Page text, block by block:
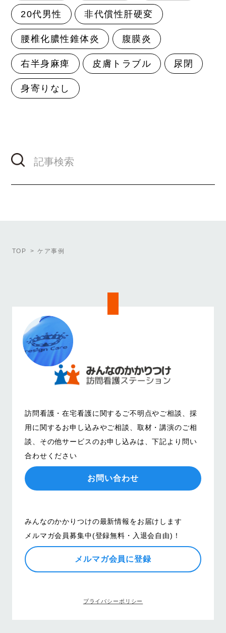
20代男性 非代償性肝硬変
腰椎化膿性錐体炎 腹膜炎
右半身麻痺 皮膚トラブル 尿閉
身寄りなし
TOP ケア事例
訪問看護・在宅看護に関するご不明点やご相談、 採
用に関するお申し込みやご相談、取材・講演のご相
談、その他サービスのお申し込みは、下記より問い
合わせください
お問い合わせ
みんなのかかりつけの最新情報をお届けします
メルマガ会員募集中(登録無料・入退会自由)！
メルマガ会員に登録
プライバシーポリシー